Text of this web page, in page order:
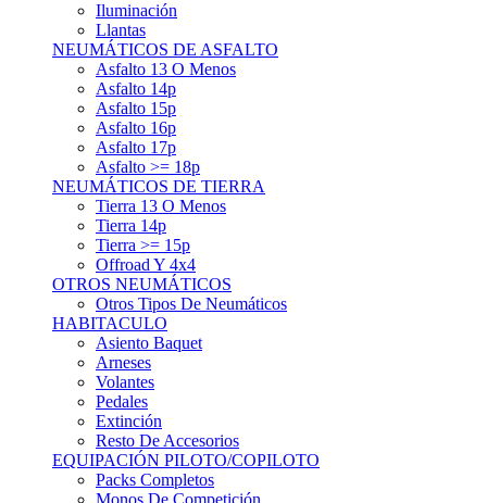
Otros Tipos De Neumáticos
HABITACULO
Asiento Baquet
Arneses
Volantes
Pedales
Extinción
Resto De Accesorios
EQUIPACIÓN PILOTO/COPILOTO
Packs Completos
Monos De Competición
Botines De Competición
Guantes
Ropa Interior
Cascos
Sistemas Hans
Bolsas Y Mochilas
Equipación Para Mecánicos
ANUNCIOS DE COMPRA
Compra De Piezas
Compra De Neumáticos
Compra De Accesorios De Habitáculo
Compra De Equipación
VEHÍCULOS CLÁSICOS
VEHÍCULOS CLÁSICOS
Clásicos De Calle